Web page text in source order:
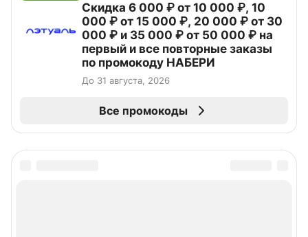
Скидка 6 000 ₽ от 10 000 ₽, 10
000 ₽ от 15 000 ₽, 20 000 ₽ от 30
000 ₽ и 35 000 ₽ от 50 000 ₽ на
первый и все повторные заказы
по промокоду НАБЕРИ
До 31 августа, 2026
Все промокоды